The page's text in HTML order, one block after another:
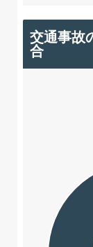
交通事故
合